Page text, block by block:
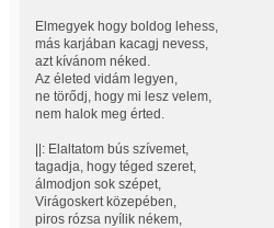
Elmegyek hogy boldog lehess,
más karjában kacagj nevess,
azt kívánom néked.
Az életed vidám legyen,
ne törődj, hogy mi lesz velem,
nem halok meg érted.
||: Elaltatom bús szívemet,
tagadja, hogy téged szeret,
álmodjon sok szépet,
Virágoskert közepében,
piros rózsa nyílik nékem,